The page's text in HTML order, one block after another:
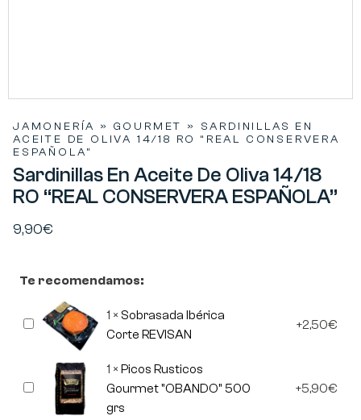
JAMONERÍA » GOURMET » SARDINILLAS EN
ACEITE DE OLIVA 14/18 RO “REAL CONSERVERA
ESPAÑOLA”
Sardinillas En Aceite De Oliva 14/18
RO “REAL CONSERVERA ESPAÑOLA”
9,90€
Te recomendamos:
Sobrasada
Ibérica
REVISAN
1 × Sobrasada Ibérica
Corte REVISAN
2,50€
Picos
Rusticos
Gourmet
1 × Picos Rusticos
Gourmet "OBANDO" 500
grs
5,90€